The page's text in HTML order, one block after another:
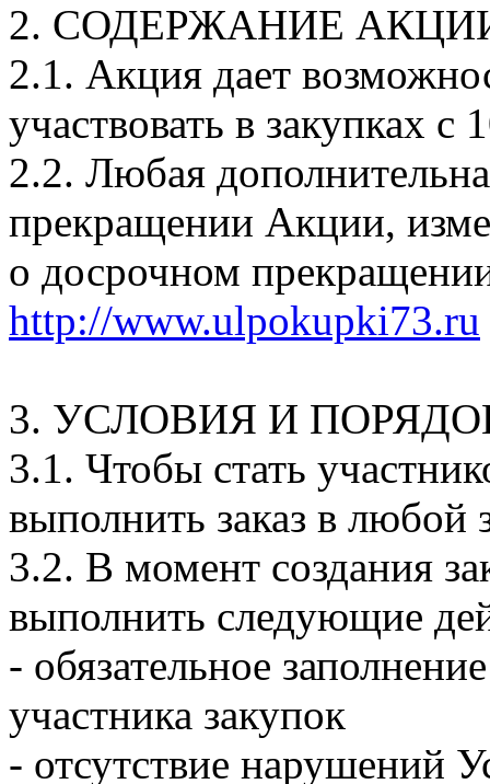
2. СОДЕРЖАНИЕ
2.1. Акция дает
участвовать в закупках с
2.2. Любая
прекращении Акции,
о досрочном
http://www.ulpokupki73.ru
3. УСЛОВИЯ И
3.1. Чтобы стать
выполнить заказ в любой
3.2. В момент создания
выполнить следующие
- обязательное
участника закупок
- отсутствие нарушений